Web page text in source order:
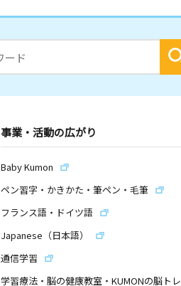
事業・活動の広がり
Baby Kumon
ペン習字・かきかた・筆ペン・毛筆
フランス語・ドイツ語
Japanese（日本語）
通信学習
学習療法・脳の健康教室・KUMONの脳トレ